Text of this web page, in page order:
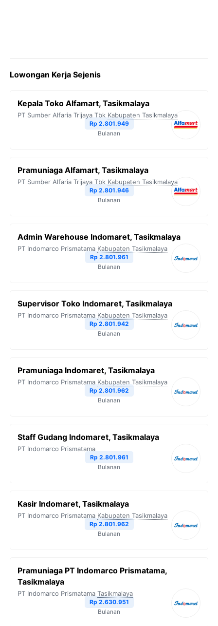
Lowongan Kerja Sejenis
Kepala Toko Alfamart, Tasikmalaya
PT Sumber Alfaria Trijaya Tbk Kabupaten Tasikmalaya
Rp 2.801.949
Bulanan
Pramuniaga Alfamart, Tasikmalaya
PT Sumber Alfaria Trijaya Tbk Kabupaten Tasikmalaya
Rp 2.801.946
Bulanan
Admin Warehouse Indomaret, Tasikmalaya
PT Indomarco Prismatama Kabupaten Tasikmalaya
Rp 2.801.961
Bulanan
Supervisor Toko Indomaret, Tasikmalaya
PT Indomarco Prismatama Kabupaten Tasikmalaya
Rp 2.801.942
Bulanan
Pramuniaga Indomaret, Tasikmalaya
PT Indomarco Prismatama Kabupaten Tasikmalaya
Rp 2.801.962
Bulanan
Staff Gudang Indomaret, Tasikmalaya
PT Indomarco Prismatama
Rp 2.801.961
Bulanan
Kasir Indomaret, Tasikmalaya
PT Indomarco Prismatama Kabupaten Tasikmalaya
Rp 2.801.962
Bulanan
Pramuniaga PT Indomarco Prismatama,
Tasikmalaya
PT Indomarco Prismatama Tasikmalaya
Rp 2.630.951
Bulanan